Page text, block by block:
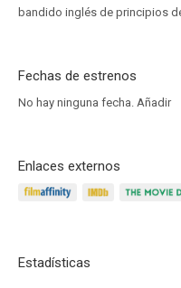
bandido inglés de principios
Fechas de estrenos
No hay ninguna fecha. Añadir
Enlaces externos
Estadísticas